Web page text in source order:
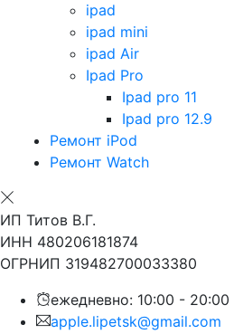
ipad
ipad mini
ipad Air
Ipad Pro
Ipad pro 11
Ipad pro 12.9
Ремонт iPod
Ремонт Watch
ИП Титов В.Г.
ИНН 480206181874
ОГРНИП 319482700033380
ежедневно: 10:00 - 20:00
apple.lipetsk@gmail.com